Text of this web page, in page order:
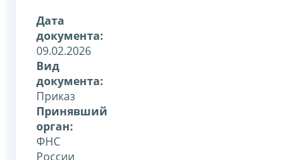
Дата
документа:
09.02.2026
Вид
документа:
Приказ
Принявший
орган:
ФНС
России